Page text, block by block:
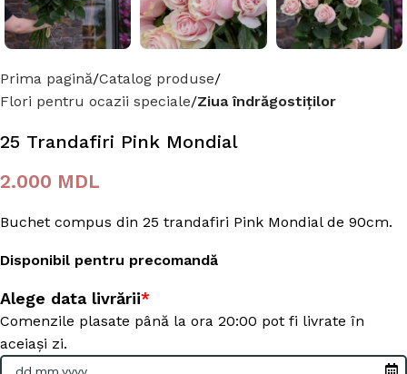
Prima pagină Catalog produse
Flori pentru ocazii speciale Ziua îndrăgostiților
25 Trandafiri Pink Mondial
2.000 MDL
Buchet compus din 25 trandafiri Pink Mondial de 90cm.
Disponibil pentru precomandă
*
Alege data livrării
Comenzile plasate până la ora 20:00 pot fi livrate în
aceiași zi.